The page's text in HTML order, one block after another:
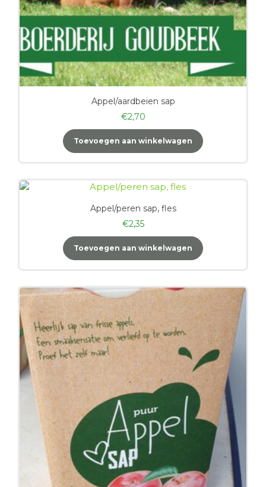
Appel/aardbeien sap
€2,70
Toevoegen aan winkelwagen
Appel/peren sap, fles
€2,35
Toevoegen aan winkelwagen